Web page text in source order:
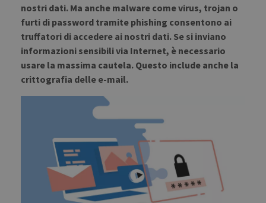
nostri dati. Ma anche malware come virus, trojan o
furti di password tramite phishing consentono ai
truffatori di accedere ai nostri dati. Se si inviano
informazioni sensibili via Internet, è necessario
usare la massima cautela. Questo include anche la
crittografia delle e-mail.